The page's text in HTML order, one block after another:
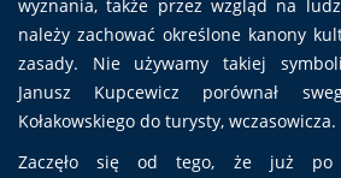
wyznania, także przez wzgląd na
należy zachować określone kanony
zasady. Nie używamy takiej
Janusz Kupcewicz porównał
Kołakowskiego do turysty,
Zaczęło się od tego, że już po